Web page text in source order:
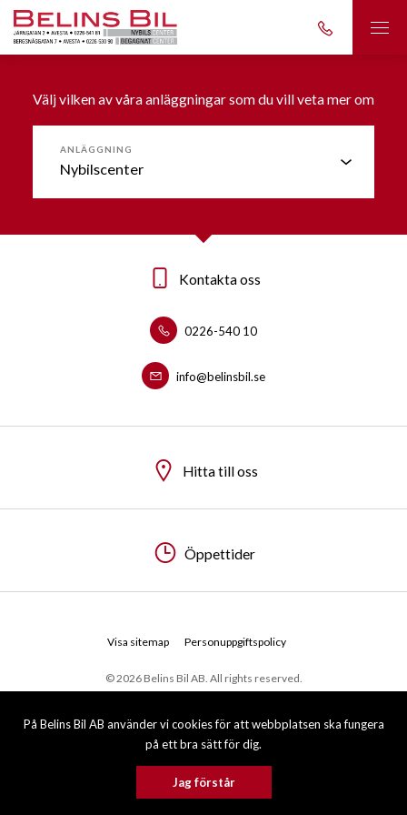
På Belins Bil AB använder vi cookies för att webbplatsen ska fungera
på ett bra sätt för dig.
Jag förstår
Välj vilken av våra anläggningar som du vill veta mer om
ANLÄGGNING
Kontakta oss
0226-540 10
info@belinsbil.se
Hitta till oss
Öppettider
Kontakta oss
0226-53090
info@belinsbil.se
Hitta till oss
Öppettider
© 2026 Belins Bil AB. All rights reserved.
Visa sitemap Personuppgiftspolicy